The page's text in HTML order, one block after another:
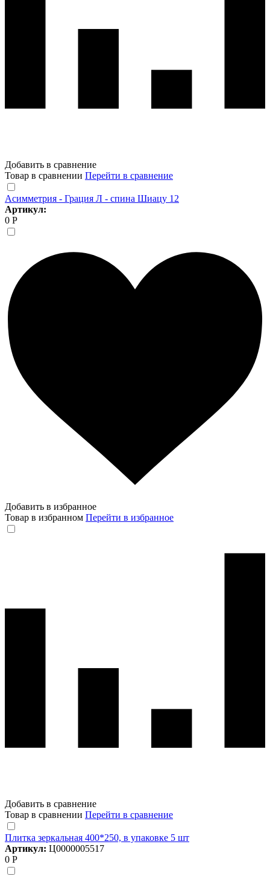
Добавить в сравнение
Товар в сравнении Перейти в сравнение
Асимметрия - Грация Л - спина Шиацу 12
Артикул:
0 Р
Добавить в избранное
Товар в избранном Перейти в избранное
Добавить в сравнение
Товар в сравнении Перейти в сравнение
Плитка зеркальная 400*250, в упаковке 5 шт
Артикул: Ц0000005517
0 Р